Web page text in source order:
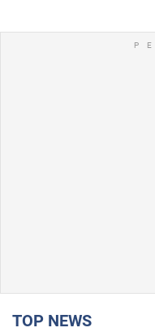
TOP NEWS